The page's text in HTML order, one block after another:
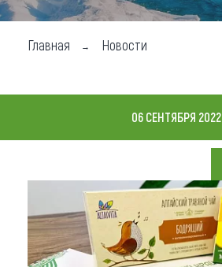
Чем заняться
Где остановиться
Что привезти (сувениры)
О регионе
Коллекция впечатлений
Главная Новости
06 СЕНТЯБРЯ 2022